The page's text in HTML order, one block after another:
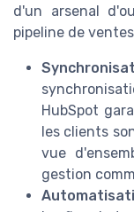
d'un arsenal
pipeline de
HubSpot
les clients
vue
gestion